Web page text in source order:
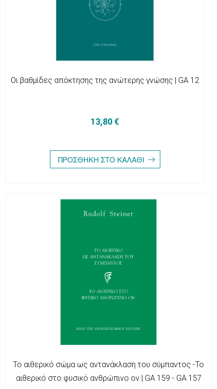
Οι βαθμίδες απόκτησης της ανώτερης γνώσης | GA 12
13,80 €
Το αιθερικό σώμα ως αντανάκλαση του σύμπαντος -Το
αιθερικό στο φυσικό ανθρώπινο ον | GA 159 - GA 157